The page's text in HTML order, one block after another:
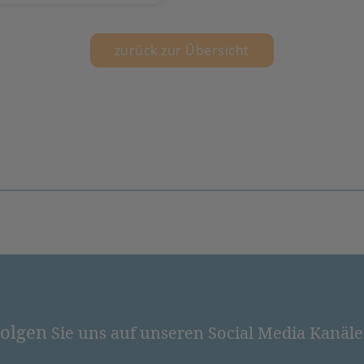
zurück zur Übersicht
Sie uns auf unseren Social Media